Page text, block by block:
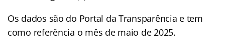
Os dados são do Portal da Transparência e tem
como referência o mês de maio de 2025.